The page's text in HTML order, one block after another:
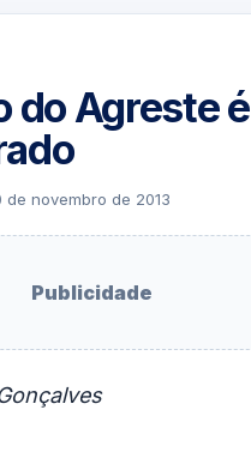
do Agreste é
de novembro de 2013
Publicidade